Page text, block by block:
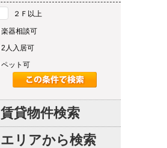
２Ｆ以上
楽器相談可
2人入居可
ペット可
賃貸物件検索
エリアから検索